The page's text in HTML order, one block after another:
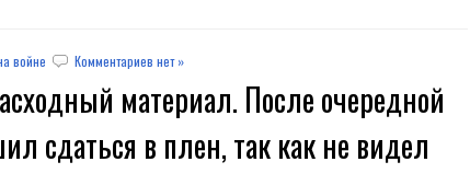
войне Комментариев нет »
материал. После очередной
сдаться в плен, так как не видел